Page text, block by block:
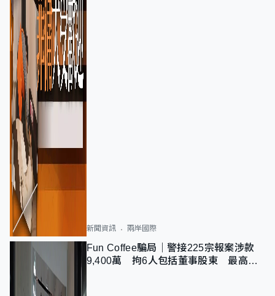
新聞資訊 兩岸國際
Fun Coffee騙局｜警接225宗報案涉款
9,400萬 拘6人包括董事股東 最高金